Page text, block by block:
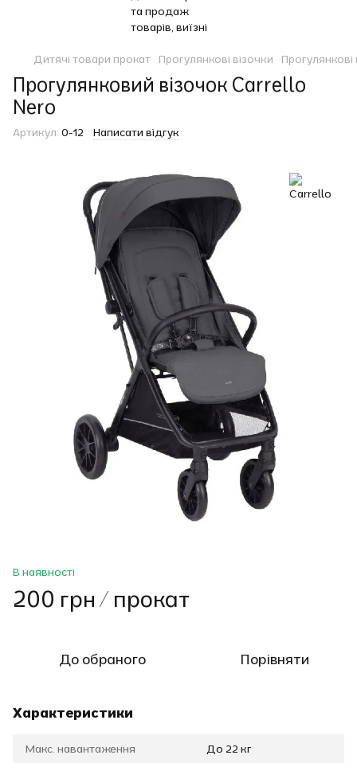
Дитячі товари прокат Прогулянкові візочки
Прогулянковий візочок Carrello
Nero
Артикул: 0-12 Написати відгук
В наявності
200 грн / прокат
До обраного Порівняти
Характеристики
Макс. навантаження До 22 кг